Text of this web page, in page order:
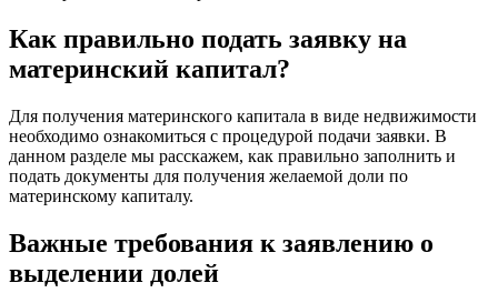
Как правильно подать заявку на
материнский капитал?
Для получения материнского капитала в виде недвижимости
необходимо ознакомиться с процедурой подачи заявки. В
данном разделе мы расскажем, как правильно заполнить и
подать документы для получения желаемой доли по
материнскому капиталу.
Важные требования к заявлению о
выделении долей